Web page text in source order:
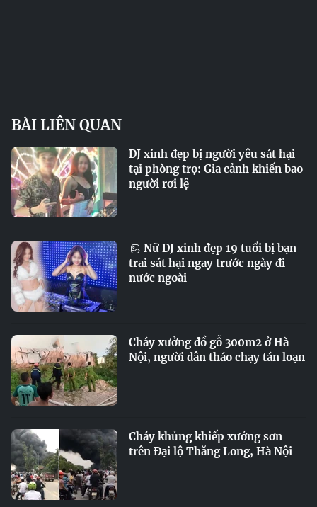
BÀI LIÊN QUAN
DJ xinh đẹp bị người yêu sát hại
tại phòng trọ: Gia cảnh khiến bao
người rơi lệ
Nữ DJ xinh đẹp 19 tuổi bị bạn
trai sát hại ngay trước ngày đi
nước ngoài
Cháy xưởng đồ gỗ 300m2 ở Hà
Nội, người dân tháo chạy tán loạn
Cháy khủng khiếp xưởng sơn
trên Đại lộ Thăng Long, Hà Nội